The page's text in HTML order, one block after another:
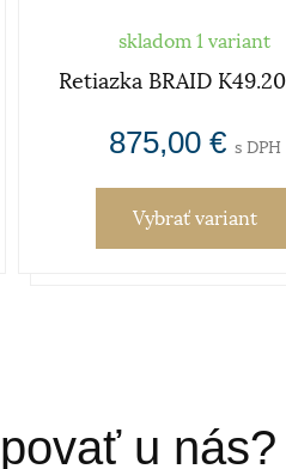
skladom 1 variant
Retiazka BRAID
875,00 € s DPH
Vybrať variant
u nás?